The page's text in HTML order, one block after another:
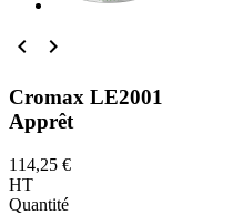
 
Cromax LE2001
Apprêt
114,25 €
HT
Quantité